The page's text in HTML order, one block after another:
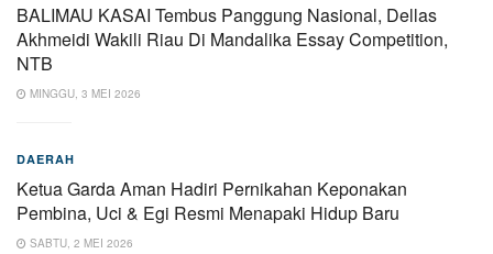
BALIMAU KASAI Tembus Panggung Nasional, Dellas
Akhmeidi Wakili Riau Di Mandalika Essay Competition,
NTB
MINGGU, 3 MEI 2026
DAERAH
Ketua Garda Aman Hadiri Pernikahan Keponakan
Pembina, Uci & Egi Resmi Menapaki Hidup Baru
SABTU, 2 MEI 2026